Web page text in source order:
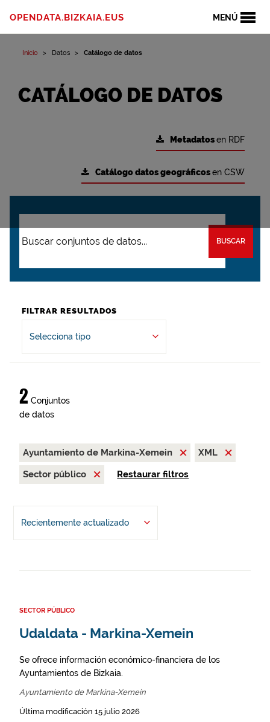
MENÚ
OPENDATA.BIZKAIA.EUS
Inicio Datos Catálogo de datos
CATÁLOGO DE DATOS
Metadatosen RDF
Catálogo datos geográficosen CSW
BUSCAR
FILTRAR RESULTADOS
Selecciona tipo
2 Conjuntos
de datos
Ayuntamiento de Markina-Xemein
XML
Sector público
Restaurar filtros
Recientemente actualizado
SECTOR PÚBLICO
Udaldata - Markina-Xemein
Se ofrece información económico-financiera de los
Ayuntamientos de Bizkaia.
Ayuntamiento de Markina-Xemein
Última modificación 15 julio 2026